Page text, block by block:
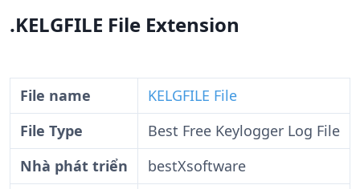
.KELGFILE File Extension
File name
KELGFILE File
File Type
Best Free Keylogger Log File
Nhà phát triển
bestXsoftware